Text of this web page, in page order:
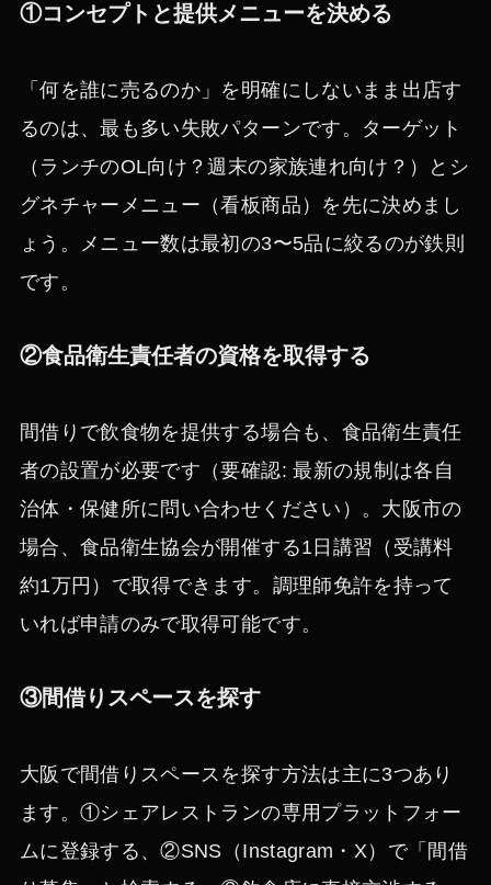
①コンセプトと提供メニューを決める
「何を誰に売るのか」を明確にしないまま出店す
るのは、最も多い失敗パターンです。ターゲット
（ランチのOL向け？週末の家族連れ向け？）とシ
グネチャーメニュー（看板商品）を先に決めまし
ょう。メニュー数は最初の3〜5品に絞るのが鉄則
です。
②食品衛生責任者の資格を取得する
間借りで飲食物を提供する場合も、食品衛生責任
者の設置が必要です（要確認: 最新の規制は各自
治体・保健所に問い合わせください）。大阪市の
場合、食品衛生協会が開催する1日講習（受講料
約1万円）で取得できます。調理師免許を持って
いれば申請のみで取得可能です。
③間借りスペースを探す
大阪で間借りスペースを探す方法は主に3つあり
ます。①シェアレストランの専用プラットフォー
ムに登録する、②SNS（Instagram・X）で「間借